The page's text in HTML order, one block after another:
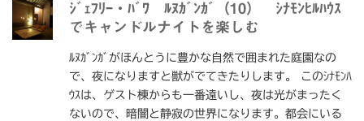
ｼﾞｪﾌﾘｰ・ﾊﾞﾜ ﾙﾇｶﾞﾝｶﾞ（10） ｼﾅﾓﾝﾋﾙﾊｳｽ
でキャンドルナイトを楽しむ
ﾙﾇｶﾞﾝｶﾞがほんとうに豊かな自然で囲まれた庭園なの
で、夜になりますと獣がでてきたりします。 このｼﾅﾓﾝﾊ
ｳｽは、ゲスト棟からも一番遠いし、夜は光がまったく
ないので、暗闇と静寂の世界になります。都会にいる